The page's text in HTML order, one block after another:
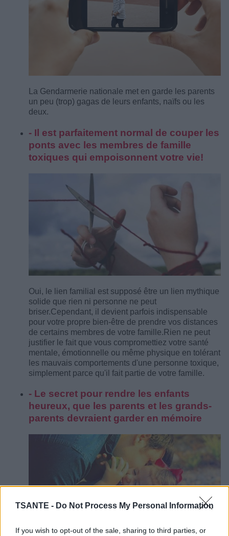
TSANTE - Do Not Process My Personal Information
If you wish to opt-out of the sale, sharing to third parties, or
La Gendarmerie nationale met en garde les parents
un peu (trop) gagas de leurs enfants, naïfs ou les
deux.
- Il est parfaitement normal de couper les
ponts avec les membres de famille
toxiques qui empoisonnent votre vie!
Oui, le lien familial est supposé être un lien mythique
solide que rien ni personne ne peut
briser.Cependant, il devient parfois indispensable
pour votre propre bien-être de prendre vos distances
de certains membres de votre famille. Rien ne peut
justifier le fait que vous compromettiez votre santé
mentale, émotionnelle ou même physique en tolérant
les mauvais comportements d'une personne toxique,
simplement parce qu'il fait partie de votre famille.
- Le secret pour rendre les enfants
heureux, que les parents et les grands-
parents devraient garder en mémoire